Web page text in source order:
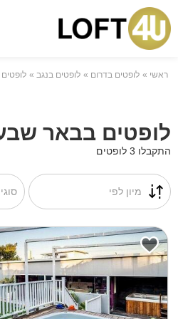
ראשי לופטים בדרום לופטים בנגב
לופטים בבאר
התקבלו 3 לופטים
מיון לפי